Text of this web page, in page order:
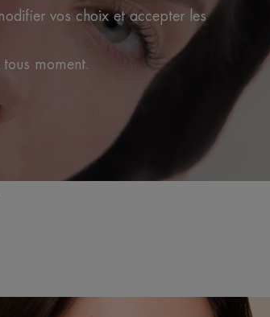
vos choix et accepter les
moment.